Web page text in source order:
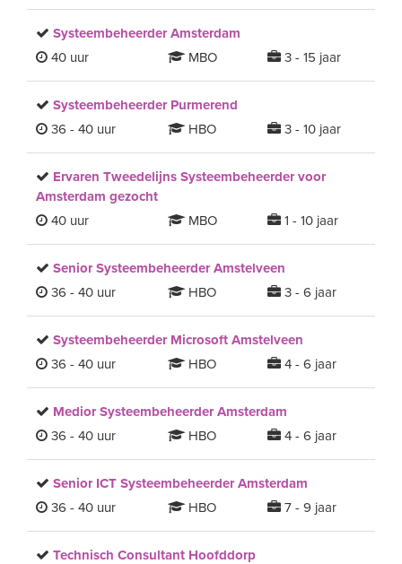
Systeembeheerder Amsterdam
40 uur
MBO 3 - 15 jaar
Systeembeheerder Purmerend
36 - 40 uur
HBO 3 - 10 jaar
Ervaren Tweedelijns Systeembeheerder voor
Amsterdam gezocht
40 uur
MBO 1 - 10 jaar
Senior Systeembeheerder Amstelveen
36 - 40 uur
HBO 3 - 6 jaar
Systeembeheerder Microsoft Amstelveen
36 - 40 uur
HBO 4 - 6 jaar
Medior Systeembeheerder Amsterdam
36 - 40 uur
HBO 4 - 6 jaar
Senior ICT Systeembeheerder Amsterdam
36 - 40 uur
HBO 7 - 9 jaar
Technisch Consultant Hoofddorp